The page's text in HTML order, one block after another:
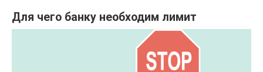
Для чего банку необходим лимит